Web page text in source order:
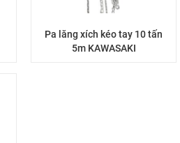
Pa lăng xích kéo tay 10 tấn
5m KAWASAKI